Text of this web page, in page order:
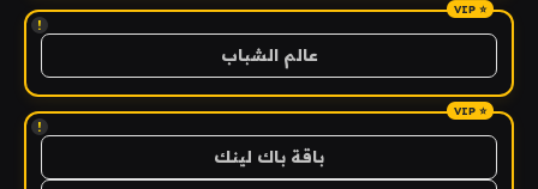
!
عالم الشباب
!
باقة باك لينك